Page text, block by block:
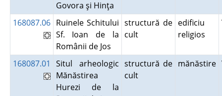
Govora şi Hinţa
168087.06 Ruinele Schitului
Sf. Ioan de la
Românii de Jos
structură de
cult
edificiu
religios
168087.01
Situl arheologic
Mănăstirea
Hurezi de la
structură de
cult
mănăstire